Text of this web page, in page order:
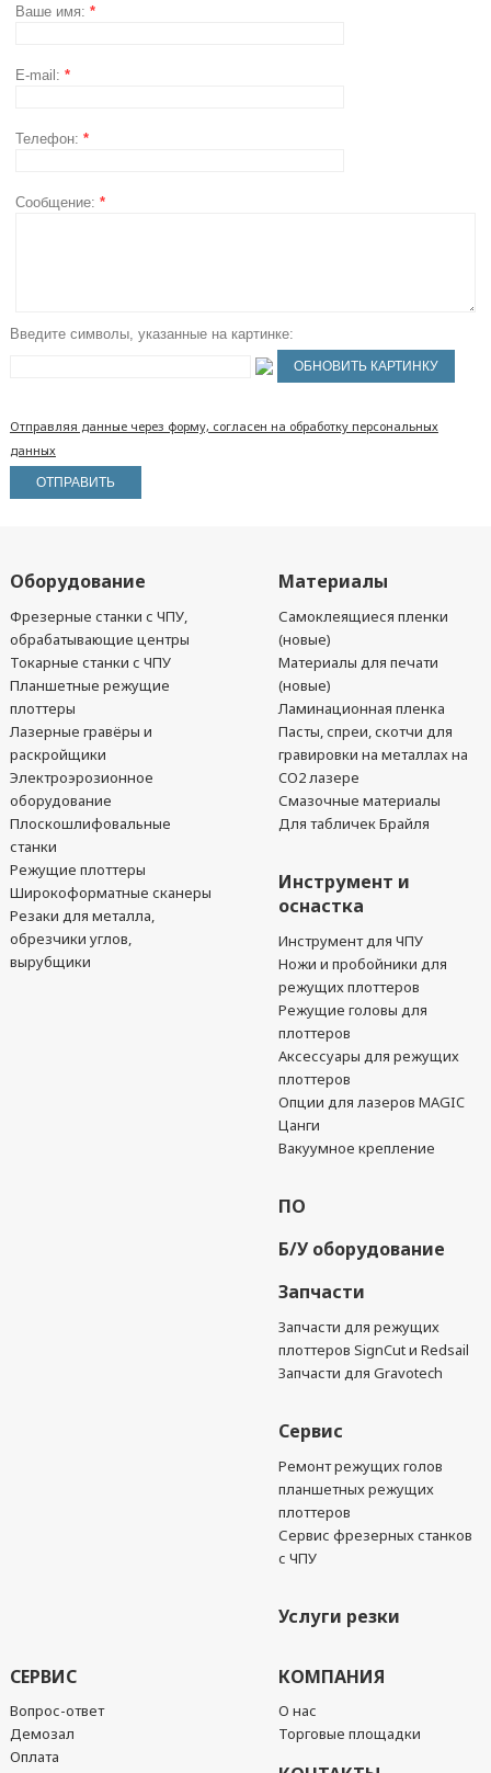
Ваше имя: *
E-mail: *
Телефон: *
Сообщение: *
Введите символы, указанные на картинке:
Отправляя данные через форму, согласен на обработку персональных
данных
Оборудование
Фрезерные станки с ЧПУ,
обрабатывающие центры
Токарные станки с ЧПУ
Планшетные режущие
плоттеры
Лазерные гравёры и
раскройщики
Электроэрозионное
оборудование
Плоскошлифовальные
станки
Режущие плоттеры
Широкоформатные сканеры
Резаки для металла,
обрезчики углов,
вырубщики
Материалы
Самоклеящиеся пленки
(новые)
Материалы для печати
(новые)
Ламинационная пленка
Пасты, спреи, скотчи для
гравировки на металлах на
CO2 лазере
Смазочные материалы
Для табличек Брайля
Инструмент и
оснастка
Инструмент для ЧПУ
Ножи и пробойники для
режущих плоттеров
Режущие головы для
плоттеров
Аксессуары для режущих
плоттеров
Опции для лазеров MAGIC
Цанги
Вакуумное крепление
ПО
Б/У оборудование
Запчасти
Запчасти для режущих
плоттеров SignCut и Redsail
Запчасти для Gravotech
Сервис
Ремонт режущих голов
планшетных режущих
плоттеров
Сервис фрезерных станков
с ЧПУ
Услуги резки
СЕРВИС
Вопрос-ответ
Демозал
Оплата
КОМПАНИЯ
О нас
Торговые площадки